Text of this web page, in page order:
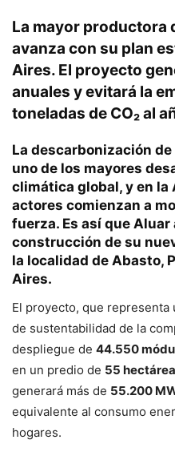
La mayor productora
avanza con su plan
Aires. El proyecto
anuales y evitará la
toneladas de CO₂ al
La descarbonización
uno de los mayores
climática global, y en la
actores comienzan a
fuerza. Es así que
construcción de su
la localidad de Abasto,
Aires.
El proyecto, que representa
de sustentabilidad de la
despliegue de 44.550
en un predio de 55
generará más de 55.200
equivalente al consumo
hogares.